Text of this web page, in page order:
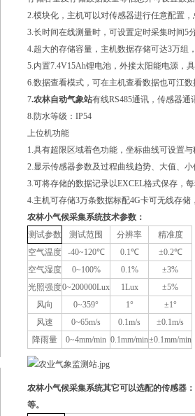
2.模块化，主机可以对传感器进行任意配置
3.长时间在线测量时，可设置定时采集时间5
4.超大的存储容量，主机数据存储可达3万组
5.内置7.4V15Ah锂电池，外接太阳能电源，
6.数据查看模式，可在主机查看数据也可江
7.农林自动气象站有线RS485通讯，传感器通
8.防水等级：IP54
上位机功能
1.具有超限区域着色功能，坐标曲线可设置与
2.显示传感器参数及过程曲线趋势、大值、
3.可将存储的数据记录以EXCEL格式保存，
4.主机可存储3万条数据标配4G卡可无线存储
农林小气候采集系统技术参数：
测试参数
测试范围 分辨率
精准度
空气温度
-40~120℃ 0.1℃
±0.2℃
空气湿度
0~100% 0.1%
±3%
光照强度0~200000Lux 1Lux ±5%
风向
0~359° 1° ±1°
风速
0~65m/s 0.1m/s ±0.1m/s
降雨量
0~4mm/min 0.1mm/min±0.1mm/min
农林小气候采集系统其它可以选配的传感器
等。